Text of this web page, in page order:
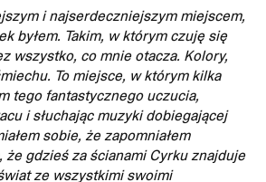
i najserdeczniejszym miejscem,
byłem. Takim, w którym czuję się
wszystko, co mnie otacza. Kolory,
To miejsce, w którym kilka
tego fantastycznego uczucia,
i słuchając muzyki dobiegającej
sobie, że zapomniałem
gdzieś za ścianami Cyrku znajduje
ze wszystkimi swoimi